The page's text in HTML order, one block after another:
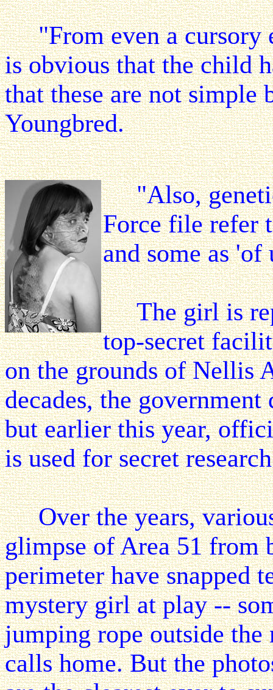
"From even a cursory
is obvious that the child
that these are not simple
Youngbred.
"Also, genetic
Force file refer
and some as
The girl is
top-secret
on the grounds of Nellis
decades, the
but earlier this year,
is used for secret
Over the years,
glimpse of Area 51 from
perimeter have snapped
mystery girl at play --
jumping rope outside the
calls home. But the